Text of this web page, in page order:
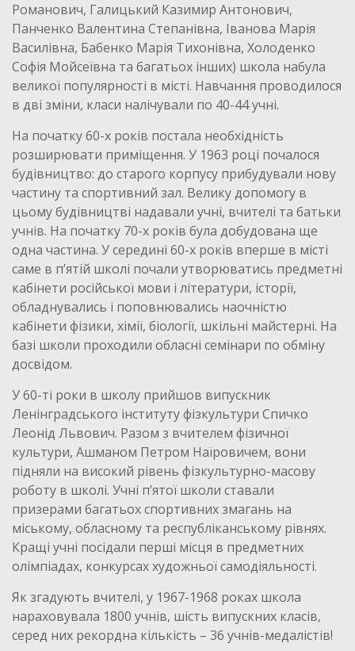
Романович, Галицький Казимир Антонович,
Панченко Валентина Степанівна, Іванова Марія
Василівна, Бабенко Марія Тихонівна, Холоденко
Софія Мойсеївна та багатьох інших) школа набула
великої популярності в місті. Навчання проводилося
в дві зміни, класи налічували по 40-44 учні.
На початку 60-х років постала необхідність
розширювати приміщення. У 1963 році почалося
будівництво: до старого корпусу прибудували нову
частину та спортивний зал. Велику допомогу в
цьому будівництві надавали учні, вчителі та батьки
учнів. На початку 70-х років була добудована ще
одна частина. У середині 60-х років вперше в місті
саме в п’ятій школі почали утворюватись предметні
кабінети російської мови і літератури, історії,
обладнувались і поповнювались наочністю
кабінети фізики, хімії, біології, шкільні майстерні. На
базі школи проходили обласні семінари по обміну
досвідом.
У 60-ті роки в школу прийшов випускник
Ленінградського інституту фізкультури Спичко
Леонід Львович. Разом з вчителем фізичної
культури, Ашманом Петром Наїровичем, вони
підняли на високий рівень фізкультурно-масову
роботу в школі. Учні п’ятої школи ставали
призерами багатьох спортивних змагань на
міському, обласному та республіканському рівнях.
Кращі учні посідали перші місця в предметних
олімпіадах, конкурсах художньої самодіяльності.
Як згадують вчителі, у 1967-1968 роках школа
нараховувала 1800 учнів, шість випускних класів,
серед них рекордна кількість – 36 учнів-медалістів!